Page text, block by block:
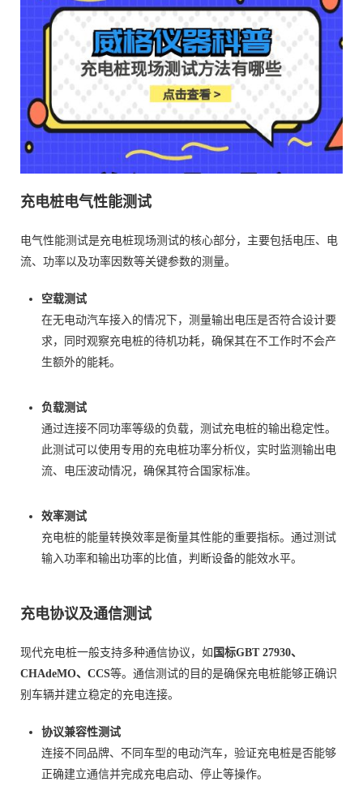
充电桩电气性能测试
电气性能测试是充电桩现场测试的核心部分，主要包括电压、电
流、功率以及功率因数等关键参数的测量。
空载测试
在无电动汽车接入的情况下，测量输出电压是否符合设计要
求，同时观察充电桩的待机功耗，确保其在不工作时不会产
生额外的能耗。
负载测试
通过连接不同功率等级的负载，测试充电桩的输出稳定性。
此测试可以使用专用的充电桩功率分析仪，实时监测输出电
流、电压波动情况，确保其符合国家标准。
效率测试
充电桩的能量转换效率是衡量其性能的重要指标。通过测试
输入功率和输出功率的比值，判断设备的能效水平。
充电协议及通信测试
现代充电桩一般支持多种通信协议，如 国标GBT 27930、
CHAdeMO、CCS等。通信测试的目的是确保充电桩能够正确识
别车辆并建立稳定的充电连接。
协议兼容性测试
连接不同品牌、不同车型的电动汽车，验证充电桩是否能够
正确建立通信并完成充电启动、停止等操作。